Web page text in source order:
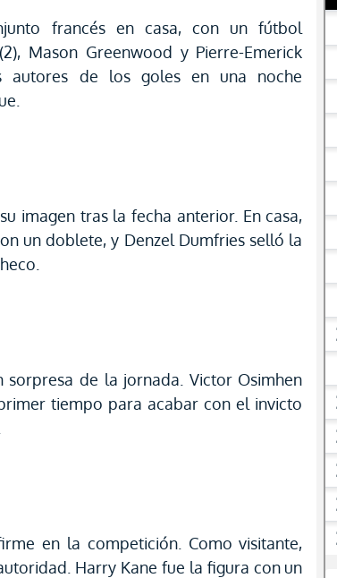
francés en casa, con un fútbol
Mason Greenwood y Pierre-Emerick
autores de los goles en una noche
imagen tras la fecha anterior. En casa,
un doblete, y Denzel Dumfries selló la
de la jornada. Victor Osimhen
tiempo para acabar con el invicto
en la competición. Como visitante,
Harry Kane fue la figura con un